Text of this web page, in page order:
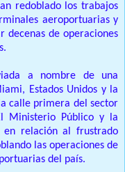
redoblado los trabajos
aeroportuarias y
decenas de operaciones
a nombre de una
Estados Unidos y la
calle primera del sector
Ministerio Público y la
en relación al frustrado
las operaciones de
del país.